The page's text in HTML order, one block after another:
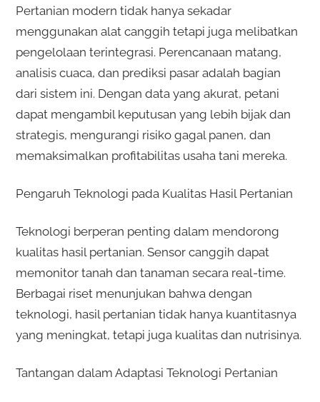
Pertanian modern tidak hanya sekadar
menggunakan alat canggih tetapi juga melibatkan
pengelolaan terintegrasi. Perencanaan matang,
analisis cuaca, dan prediksi pasar adalah bagian
dari sistem ini. Dengan data yang akurat, petani
dapat mengambil keputusan yang lebih bijak dan
strategis, mengurangi risiko gagal panen, dan
memaksimalkan profitabilitas usaha tani mereka.
Pengaruh Teknologi pada Kualitas Hasil Pertanian
Teknologi berperan penting dalam mendorong
kualitas hasil pertanian. Sensor canggih dapat
memonitor tanah dan tanaman secara real-time.
Berbagai riset menunjukan bahwa dengan
teknologi, hasil pertanian tidak hanya kuantitasnya
yang meningkat, tetapi juga kualitas dan nutrisinya.
Tantangan dalam Adaptasi Teknologi Pertanian